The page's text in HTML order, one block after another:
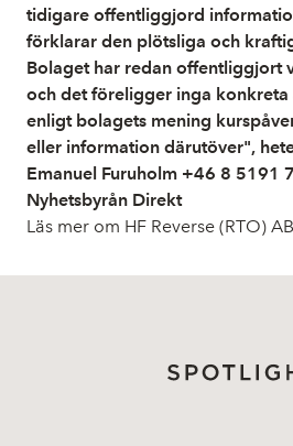
tidigare offentliggjord
förklarar den plötsliga och
Bolaget har redan offentliggjort
och det föreligger inga konkreta
enligt bolagets mening
eller information därutöver",
Emanuel Furuholm +46 8 5191
Nyhetsbyrån Direkt
Läs mer om HF Reverse (RTO) AB